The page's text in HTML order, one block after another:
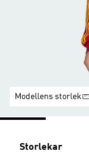
Modellens storlek
Storlekar